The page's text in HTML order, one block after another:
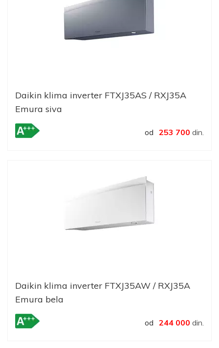
Daikin klima inverter FTXJ35AS / RXJ35A
Emura siva
od 253 700 din.
Daikin klima inverter FTXJ35AW / RXJ35A
Emura bela
od 244 000 din.